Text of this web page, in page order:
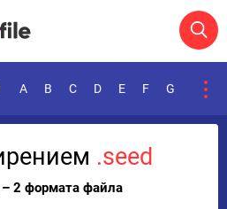
A B C D E F G
.seed
2 формата файла